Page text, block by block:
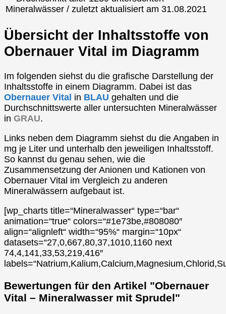
Mineralwässer / zuletzt aktualisiert am 31.08.2021
Übersicht der Inhaltsstoffe von
Obernauer Vital im Diagramm
Im folgenden siehst du die grafische Darstellung der
Inhaltsstoffe in einem Diagramm. Dabei ist das
Obernauer Vital in BLAU gehalten und die
Durchschnittswerte aller untersuchten Mineralwässer
in GRAU.
Links neben dem Diagramm siehst du die Angaben in
mg je Liter und unterhalb den jeweiligen Inhaltsstoff.
So kannst du genau sehen, wie die
Zusammensetzung der Anionen und Kationen von
Obernauer Vital im Vergleich zu anderen
Mineralwässern aufgebaut ist.
[wp_charts title=“Mineralwasser“ type=“bar“
animation=“true“ colors=“#1e73be,#808080″
align=“alignleft“ width=“95%“ margin=“10px“
datasets=“27,0,667,80,37,1010,1160 next
74,4,141,33,53,219,416″
Bewertungen für den Artikel "Obernauer
Vital – Mineralwasser mit Sprudel"